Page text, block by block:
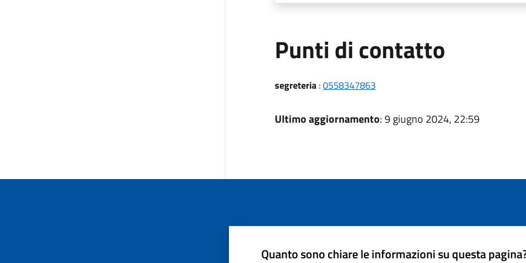
Punti di contatto
segreteria:0558347863
Ultimo aggiornamento: 9 giugno 2024, 22:59
Quanto sono chiare le informazioni su questa